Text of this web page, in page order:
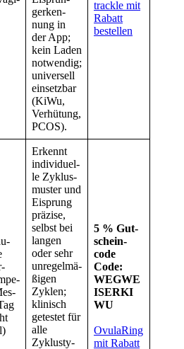
ger­ken­
nung in
der App;
kein Laden
not­wen­dig;
uni­ver­sell
ein­setz­bar
(KiWu,
Ver­hü­tung,
PCOS).
track­le mit
Rabatt
bestel­len
Erkennt
indi­vi­du­el­
le Zyklus­
mus­ter und
Eisprung
prä­zi­se,
selbst bei
lan­gen
oder sehr
unre­gel­mä­
ßi­gen
Zyklen;
kli­nisch
getes­tet für
alle
Zyklus­ty­
5 % Gut­
schein­
code
Code:
WEGWE
ISERKI
WU
Ovu­la­Ring
mit Rabatt